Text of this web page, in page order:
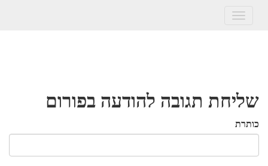
Toggle
שליחת תגובה להודעה בפורום
כותרת